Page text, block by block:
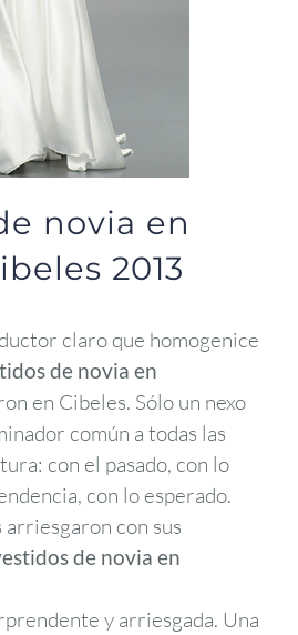
novia en
2013
claro que homogenice
de novia en
en Cibeles. Sólo un nexo
común a todas las
con el pasado, con lo
con lo esperado.
arriesgaron con sus
de novia en
y arriesgada. Una